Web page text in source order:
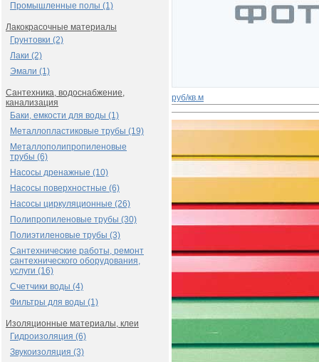
Промышленные полы (1)
Лакокрасочные материалы
Грунтовки (2)
Лаки (2)
Эмали (1)
Сантехника, водоснабжение,
канализация
Баки, емкости для воды (1)
Металлопластиковые трубы (19)
Металлополипропиленовые
трубы (6)
Насосы дренажные (10)
Насосы поверхностные (6)
Насосы циркуляционные (26)
Полипропиленовые трубы (30)
Полиэтиленовые трубы (3)
Сантехнические работы, ремонт
сантехнического оборудования,
услуги (16)
Счетчики воды (4)
Фильтры для воды (1)
Изоляционные материалы, клеи
Гидроизоляция (6)
Звукоизоляция (3)
руб/кв.м